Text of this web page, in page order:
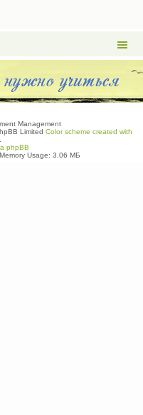
Management
Limited Color scheme created with
phpBB
Usage: 3.06 МБ